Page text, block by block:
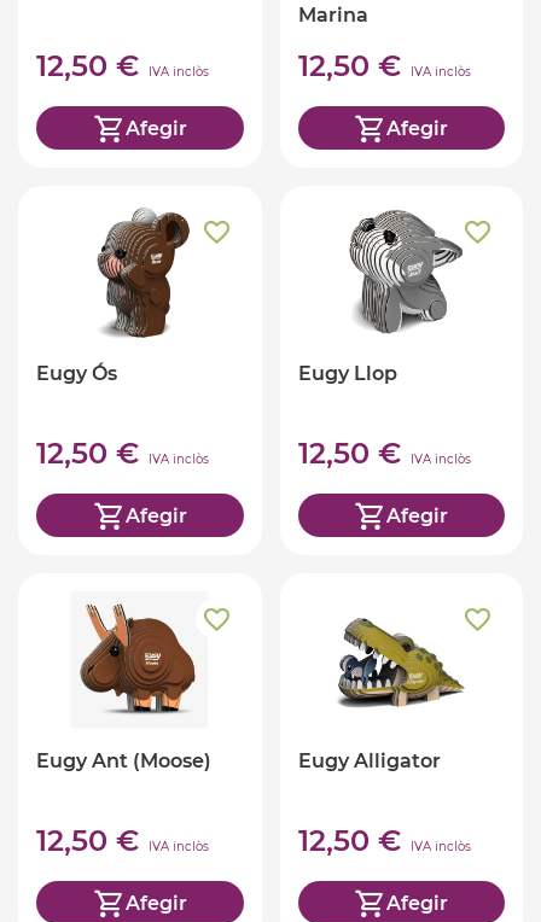
12,50 € IVA inclòs
Afegir
Marina
12,50 € IVA inclòs
Afegir
Eugy Ós
12,50 € IVA inclòs
Afegir
Eugy Llop
12,50 € IVA inclòs
Afegir
Eugy Ant (Moose)
12,50 € IVA inclòs
Afegir
Eugy Alligator
12,50 € IVA inclòs
Afegir